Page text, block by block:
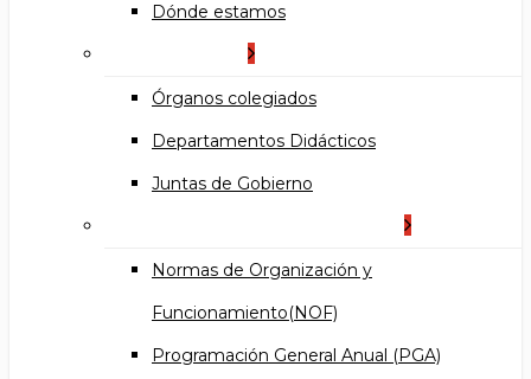
Dónde estamos
Órganos colegiados
Departamentos Didácticos
Juntas de Gobierno
Normas de Organización y
Funcionamiento(NOF)
Programación General Anual (PGA)